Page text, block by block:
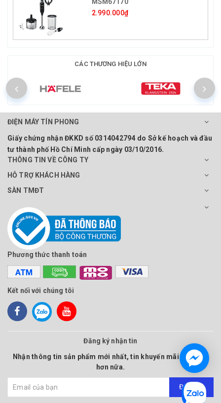
2.990.000₫
CÁC THƯƠNG HIỆU LỚN
ĐIỆN MÁY TÍN PHONG
Giấy chứng nhận ĐKKD số 0314042794 do Sở kế hoạch và đầu
tư thành phố Hồ Chí Minh cấp ngày 03/10/2016.
THÔNG TIN VỀ CÔNG TY
HỖ TRỢ KHÁCH HÀNG
SÀN TMĐT
Phương thức thanh toán
Kết nối với chúng tôi
Đăng ký nhận tin
Nhận thông tin sản phẩm mới nhất, tin khuyến mãi và nhiều
hơn nữa.
Đăng ký